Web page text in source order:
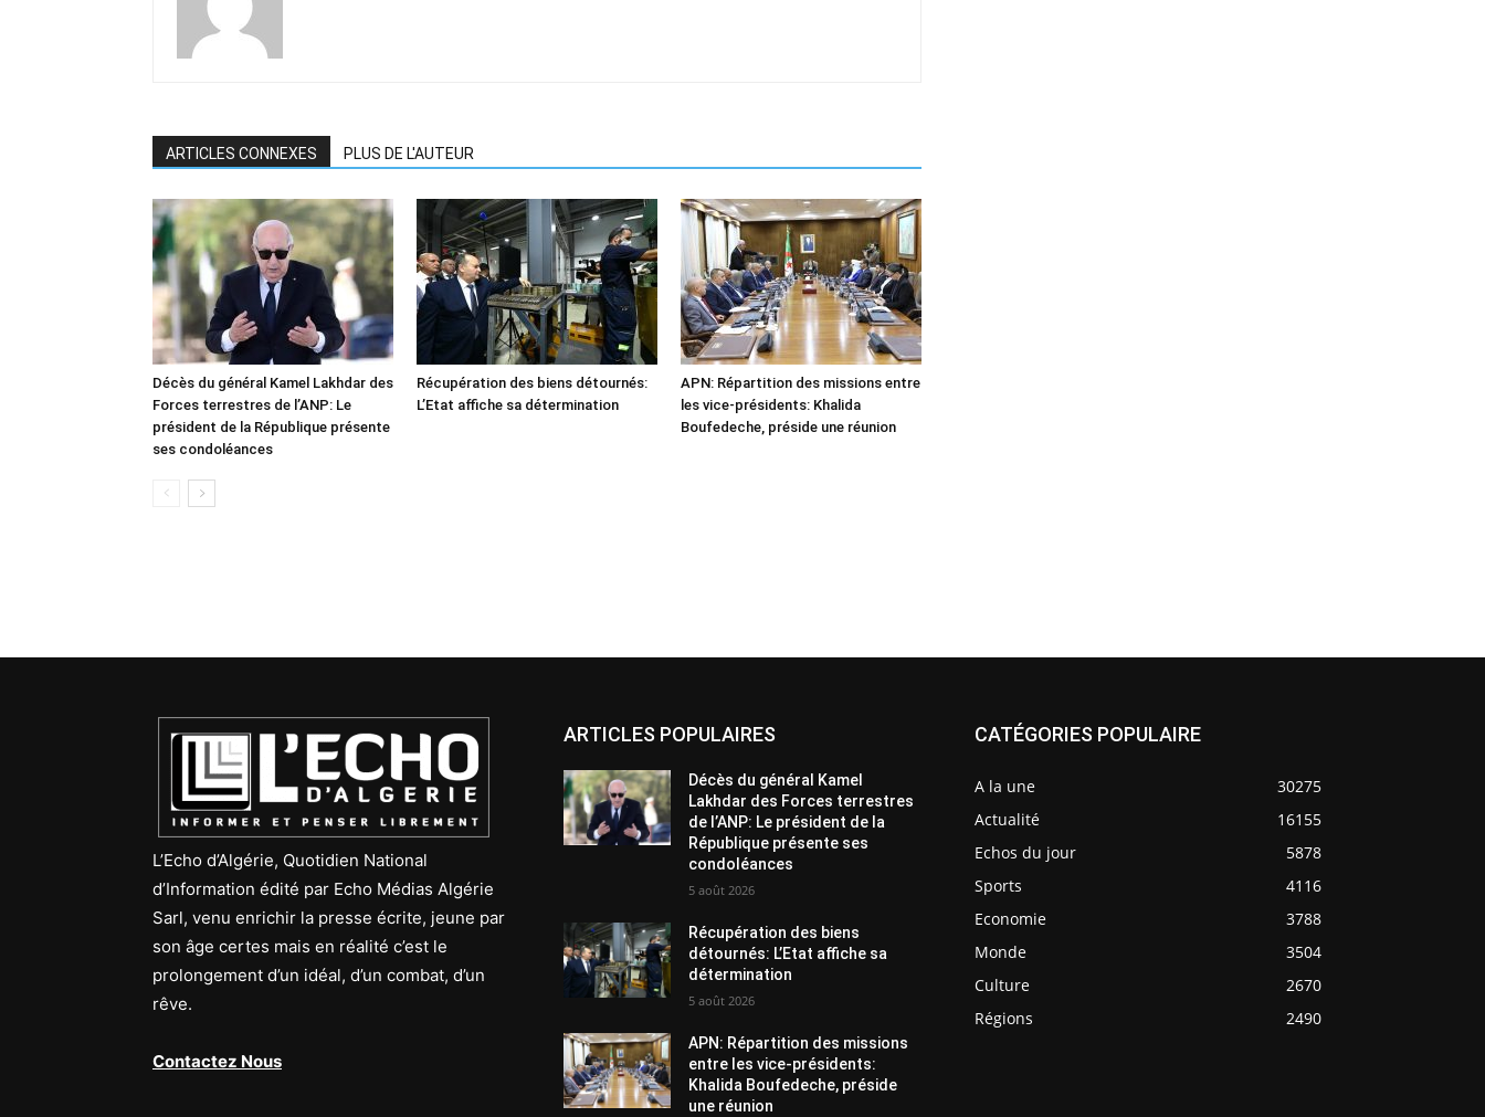
ARTICLES CONNEXES PLUS DE L'AUTEUR
Décès du général Kamel Lakhdar des
Forces terrestres de l’ANP: Le
président de la République présente
ses condoléances
Récupération des biens détournés:
L’Etat affiche sa détermination
APN: Répartition des missions entre
les vice-présidents: Khalida
Boufedeche, préside une réunion
L’Echo d’Algérie, Quotidien National
d’Information édité par Echo Médias Algérie
Sarl, venu enrichir la presse écrite, jeune par
son âge certes mais en réalité c’est le
prolongement d’un idéal, d’un combat, d’un
rêve.
Contactez Nous
ARTICLES POPULAIRES
Décès du général Kamel
Lakhdar des Forces terrestres
de l’ANP: Le président de la
République présente ses
condoléances
5 août 2026
Récupération des biens
détournés: L’Etat affiche sa
détermination
5 août 2026
APN: Répartition des missions
entre les vice-présidents:
Khalida Boufedeche, préside
une réunion
CATÉGORIES POPULAIRE
A la une
30275
Actualité
16155
Echos du jour
5878
Sports
4116
Economie
3788
Monde
3504
Culture
2670
Régions
2490